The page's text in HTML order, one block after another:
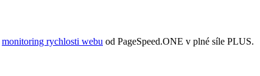
monitoring rychlosti webu od PageSpeed.ONE v plné síle PLUS.